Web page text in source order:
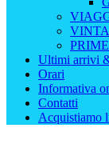
Ultimi arrivi
Orari
Informativa
Contatti
Acquistiamo